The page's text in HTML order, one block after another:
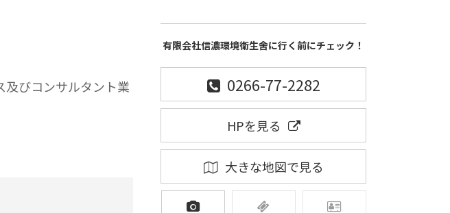
びコンサルタント業
有限会社信濃環境衛生舍に行く前にチェック！
0266-77-2282
HPを見る
大きな地図で見る